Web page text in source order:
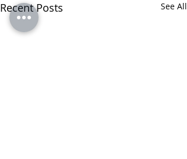
Recent Posts See All